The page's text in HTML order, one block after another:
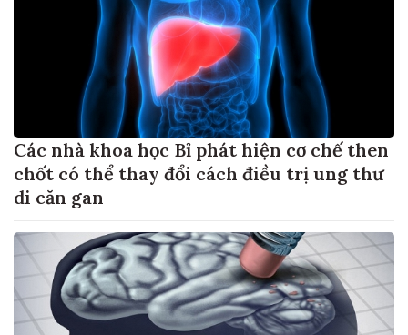
Các nhà khoa học Bỉ phát hiện cơ chế then
chốt có thể thay đổi cách điều trị ung thư
di căn gan